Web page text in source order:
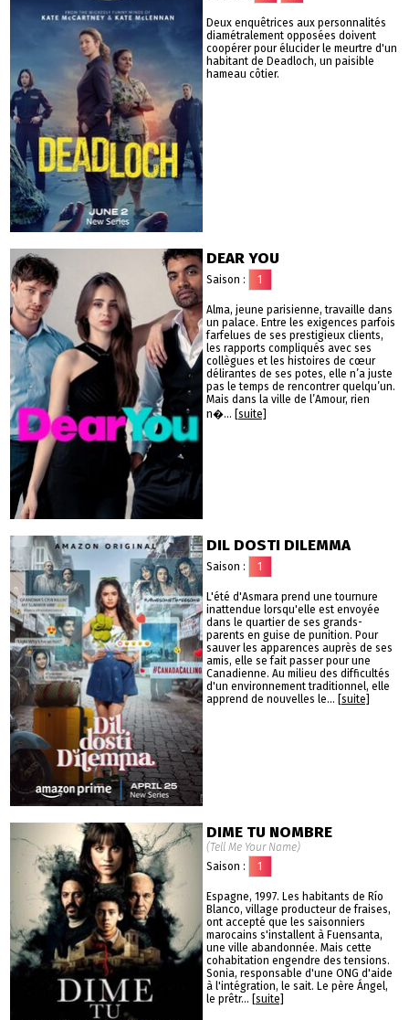
Deux enquêtrices aux personnalités
diamétralement opposées doivent
coopérer pour élucider le meurtre d'un
habitant de Deadloch, un paisible
hameau côtier.
DEAR YOU
Saison : 1
Alma, jeune parisienne, travaille dans
un palace. Entre les exigences parfois
farfelues de ses prestigieux clients,
les rapports compliqués avec ses
collègues et les histoires de cœur
délirantes de ses potes, elle n’a juste
pas le temps de rencontrer quelqu’un.
Mais dans la ville de l’Amour, rien
n�... [suite]
DIL DOSTI DILEMMA
Saison : 1
L'été d'Asmara prend une tournure
inattendue lorsqu'elle est envoyée
dans le quartier de ses grands-
parents en guise de punition. Pour
sauver les apparences auprès de ses
amis, elle se fait passer pour une
Canadienne. Au milieu des difficultés
d'un environnement traditionnel, elle
apprend de nouvelles le... [suite]
DIME TU NOMBRE
(Tell Me Your Name)
Saison :
1
Espagne, 1997. Les habitants de Río
Blanco, village producteur de fraises,
ont accepté que les saisonniers
marocains s'installent à Fuensanta,
une ville abandonnée. Mais cette
cohabitation engendre des tensions.
Sonia, responsable d'une ONG d'aide
à l'intégration, le sait. Le père Ángel,
le prêtr... [suite]